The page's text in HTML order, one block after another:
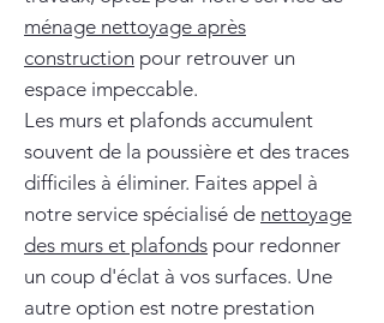
ménage nettoyage après
construction pour retrouver un
espace impeccable.
Les murs et plafonds accumulent
souvent de la poussière et des traces
difficiles à éliminer. Faites appel à
notre service spécialisé de nettoyage
des murs et plafonds pour redonner
un coup d'éclat à vos surfaces. Une
autre option est notre prestation